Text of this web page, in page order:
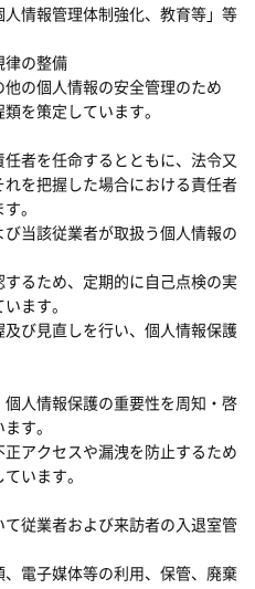
情報管理体制強化、教育等」等
律の整備
の個人情報の安全管理のため
を策定しています。
者を任命するとともに、法令又
を把握した場合における責任者
。
当該従業者が取扱う個人情報の
るため、定期的に自己点検の実
ます。
び見直しを行い、個人情報保護
人情報保護の重要性を周知・啓
す。
アクセスや漏洩を防止するため
います。
従業者および来訪者の入退室管
電子媒体等の利用、保管、廃棄